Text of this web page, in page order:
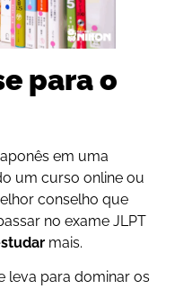
para o
em uma
um curso online ou
conselho que
no exame JLPT
mais.
leva para dominar os